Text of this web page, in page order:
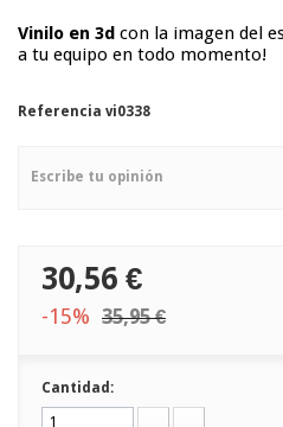
Vinilo en 3d con la imagen del
a tu equipo en todo momento!
Referencia vi0338
Escribe tu opinión
30,56 €
-15% 35,95 €
Cantidad: